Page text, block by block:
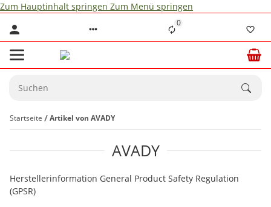
Zum Hauptinhalt springen Zum Menü springen
0
Startseite Artikel von AVADY
AVADY
Herstellerinformation General Product Safety Regulation
(GPSR)